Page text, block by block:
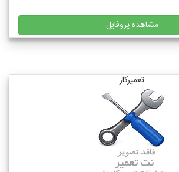
مشاهده پروفایل
تعمیرکار